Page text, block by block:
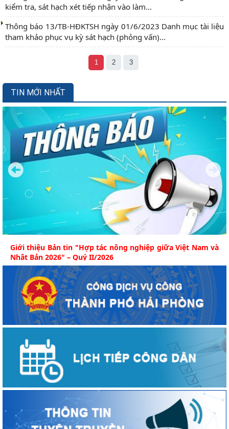
kiểm tra, sát hạch xét tiếp nhận vào làm...
Thông báo 13/TB-HĐKTSH ngày 01/6/2023 Danh mục tài liệu
tham khảo phục vụ kỳ sát hạch (phỏng vấn)...
1 2 3
TIN MỚI NHẤT
Giới thiệu Bản tin "Hợp tác nông nghiệp giữa Việt Nam và
Nhật Bản 2026" – Quý II/2026